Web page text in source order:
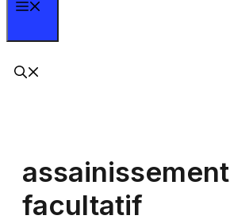
assainissement
facultatif